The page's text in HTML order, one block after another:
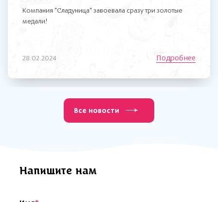
Компания "Сладуница" завоевала сразу три золотые
медали!
28.02.2024 Подробнее
Все новости
Напишите нам